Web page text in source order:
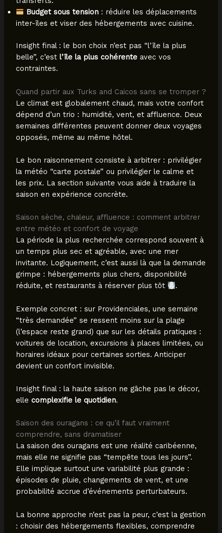
Budget sous tension : réduire les déplacements
inter-îles et viser des hébergements avec cuisine.
Insight final : le bon choix n’est pas “l’île la plus
belle”, c’est l’île la plus cohérenteavec vos
contraintes.
Quand partir aux Turks and Caicos sans se tromper ?
Le climat est globalement chaud, mais votre confort
dépend d’un trio : humidité, vent, et affluence. Deux
semaines différentes peuvent donner deux voyages
opposés, même au même hôtel.
Le bon raisonnement consiste à arbitrer : privilégier
la météo “carte postale” ou privilégier le calme et
les prix. La section suivante vous aide à traduire la
saison en expérience concrète.
Saison sèche, chaleur, affluence : comment arbitrer
entre météo et confort de voyage
La période la plus recherchée correspond souvent à
un temps plus sec et agréable, avec une mer
invitante. Logiquement, c’est aussi là que la demande
grimpe : hébergements plus chers, disponibilité
réduite, et restaurants à réserver plus tôt
.
Exemple concret : sur Providenciales, une semaine
“très demandée” se ressent moins sur la plage
(l’espace reste grand) que sur les détails pratiques :
voitures de location, excursions à places limitées, ou
horaires idéaux pour certaines sorties. Anticiper
devient un confort invisible.
Insight final : la haute saison ne gâche pas le décor,
elle complexifie le quotidien.
Saison des ouragans : ce qu’il faut vraiment
comprendre, sans dramatiser
La saison des ouragans est une réalité caribéenne,
mais elle ne signifie pas “tempête tous les jours”.
Elle implique surtout une variabilité plus grande :
épisodes de pluie, changements de vent, et une
probabilité accrue d’événements perturbateurs.
La bonne approche n’est pas la peur, c’est la gestion
: choisir des hébergements flexibles, comprendre